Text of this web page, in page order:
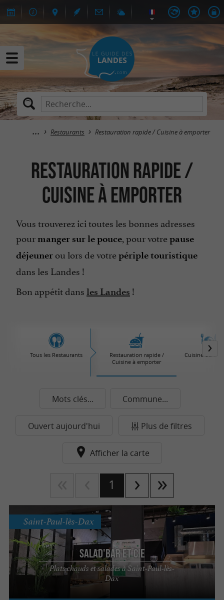
Restaurants Restauration rapide / Cuisine à emporter
Restauration rapide /
Cuisine à emporter
Vous trouverez ici toutes les bonnes adresses
pour manger sur le pouce, pour votrepause
déjeuner ou lors de votrepériple touristique
dans les Landes !
Bon appétit dans les Landes !
Tous les Restaurants
Restauration rapide /
Cuisine à emporter
Cuisine du
Mots clés... Commune...
Ouvert aujourd'hui Plus de filtres
Afficher la carte
1
Salad'bar et cie
Plats chauds et salades à Saint-Paul-lès-
Dax
Saint-Paul-lès-Dax